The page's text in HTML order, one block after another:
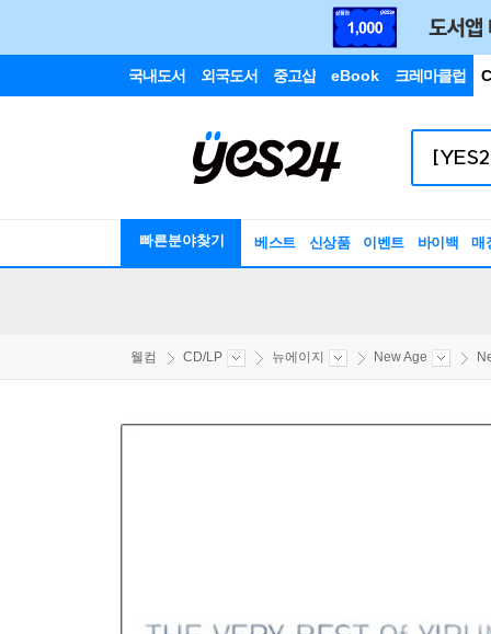
국내도서 외국도서 중고샵 eBook 크레마클럽
빠른분야찾기 베스트 신상품 이벤트 바이백 매
웰컴 CD/LP 뉴에이지 New Age